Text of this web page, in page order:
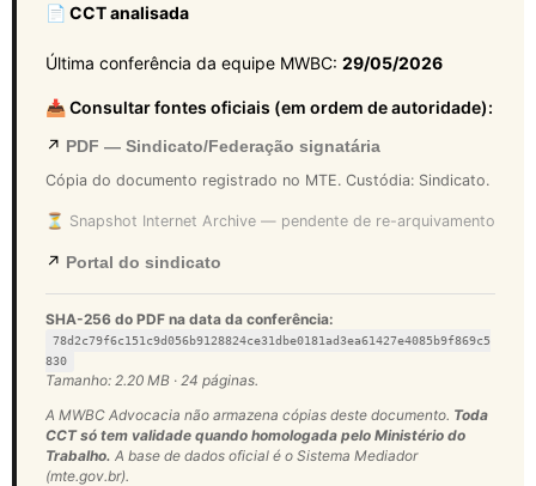
📄 CCT analisada
Última conferência da equipe MWBC: 29/05/2026
📥 Consultar fontes oficiais (em ordem de autoridade):
↗ PDF — Sindicato/Federação signatária
Cópia do documento registrado no MTE. Custódia: Sindicato.
⏳ Snapshot Internet Archive — pendente de re-arquivamento
↗ Portal do sindicato
SHA-256 do PDF na data da conferência:
78d2c79f6c151c9d056b9128824ce31dbe0181ad3ea61427e4085b9f869c5
830
Tamanho: 2.20 MB · 24 páginas.
A MWBC Advocacia não armazena cópias deste documento. Toda
CCT só tem validade quando homologada pelo Ministério do
Trabalho. A base de dados oficial é o Sistema Mediador
(mte.gov.br).